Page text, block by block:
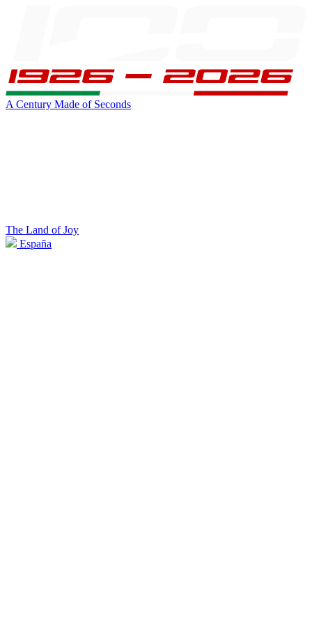
A Century Made of Seconds
The Land of Joy
España